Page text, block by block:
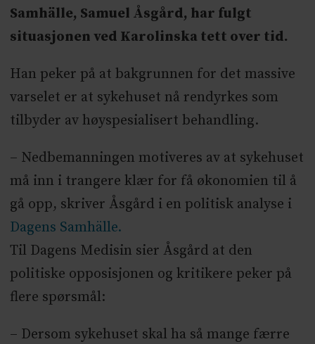
Samhälle, Samuel Åsgård, har fulgt
situasjonen ved Karolinska tett over tid.
Han peker på at bakgrunnen for det massive
varselet er at sykehuset nå rendyrkes som
tilbyder av høyspesialisert behandling.
– Nedbemanningen motiveres av at sykehuset
må inn i trangere klær for få økonomien til å
gå opp, skriver Åsgård i en politisk analyse i
Dagens Samhälle.
Til Dagens Medisin sier Åsgård at den
politiske opposisjonen og kritikere peker på
flere spørsmål:
– Dersom sykehuset skal ha så mange færre